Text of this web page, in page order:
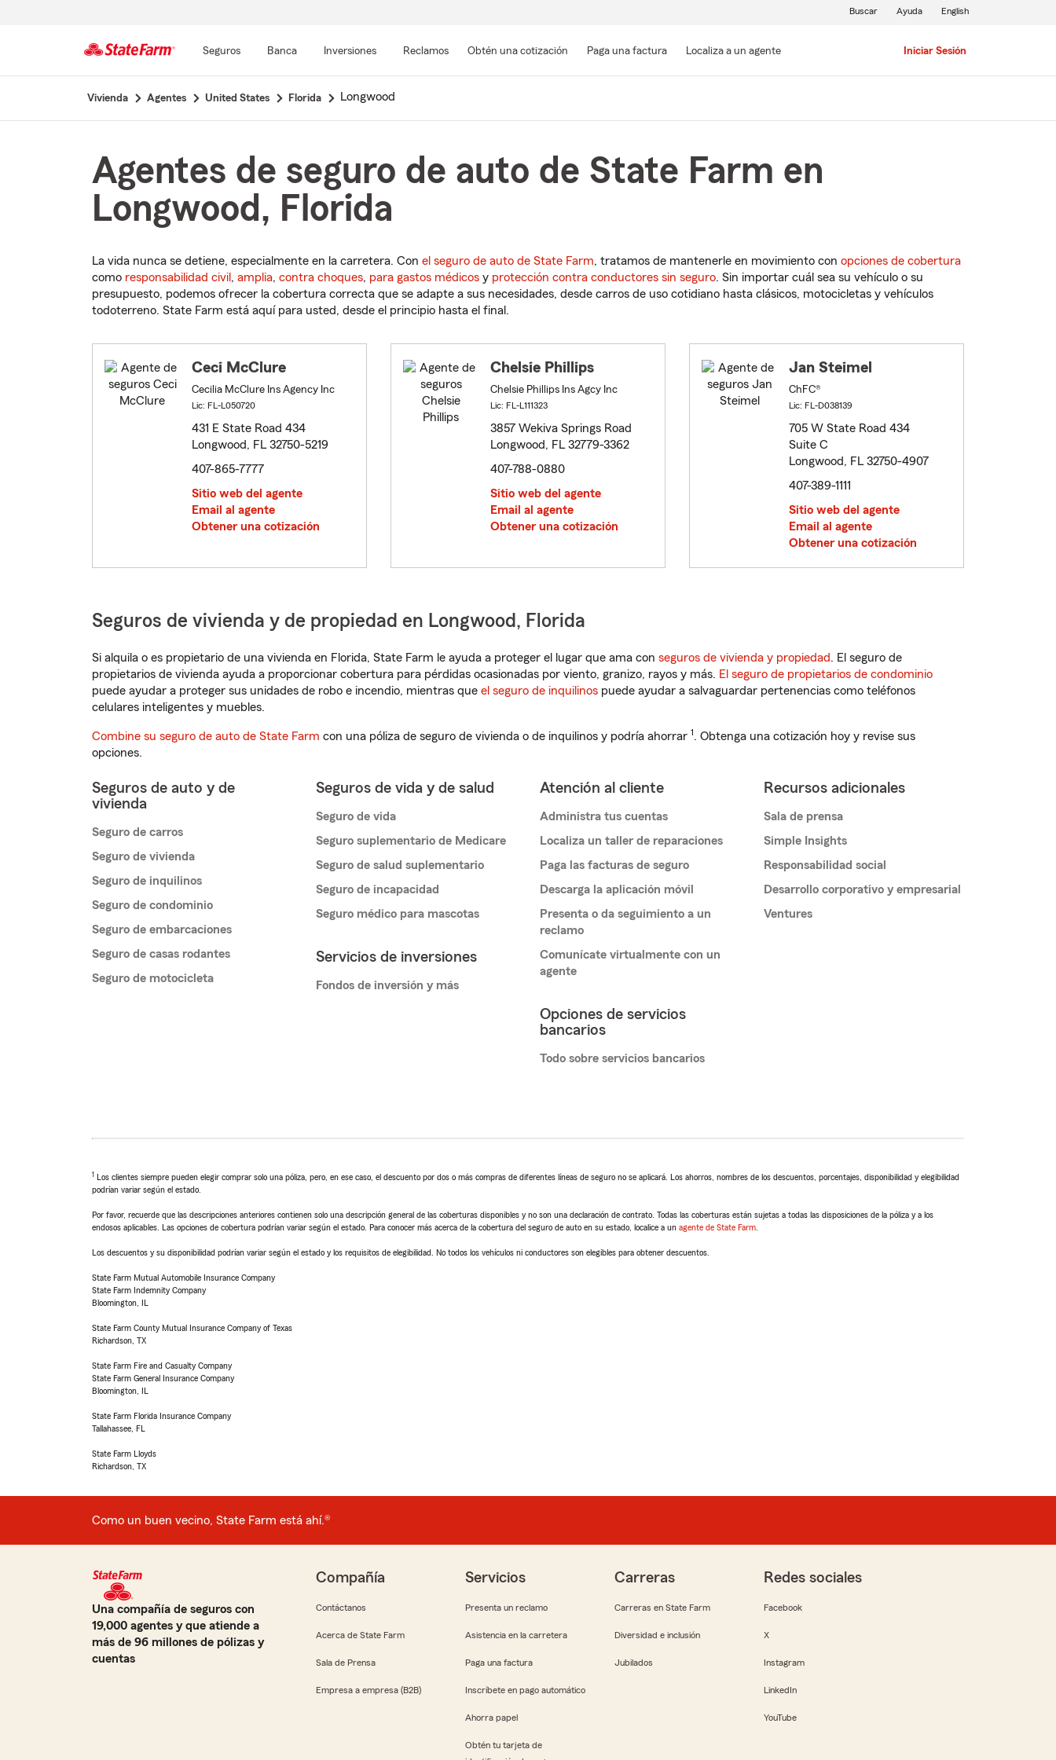
contenido
Seguros Banca Inversiones Reclamos Obtén una cotización Paga una factura Localiza a un agente Iniciar Sesión
Buscar Ayuda English
Vivienda Agentes United States Florida Longwood
Agentes de seguro de auto de State Farm en
Longwood, Florida
La vida nunca se detiene, especialmente en la carretera. Con el seguro de auto de State Farm, tratamos de mantenerle en movimiento con opciones de cobertura
como responsabilidad civil , amplia, contra choques, para gastos médicos y protección contra conductores sin seguro. Sin importar cuál sea su vehículo o su
presupuesto, podemos ofrecer la cobertura correcta que se adapte a sus necesidades, desde carros de uso cotidiano hasta clásicos, motocicletas y vehículos
todoterreno. State Farm está aquí para usted, desde el principio hasta el final.
Ceci McClure
Cecilia McClure Ins Agency Inc
Lic: FL-L050720
431 E State Road 434
Longwood, FL 32750-5219
407-865-7777
Sitio web del agente
Email al agente
Obtener una cotización
Chelsie Phillips
Chelsie Phillips Ins Agcy Inc
Lic: FL-L111323
3857 Wekiva Springs Road
Longwood, FL 32779-3362
407-788-0880
Sitio web del agente
Email al agente
Obtener una cotización
Jan Steimel
ChFC®
Lic: FL-D038139
705 W State Road 434
Suite C
Longwood, FL 32750-4907
407-389-1111
Sitio web del agente
Email al agente
Obtener una cotización
Seguros de vivienda y de propiedad en Longwood, Florida
Si alquila o es propietario de una vivienda en Florida, State Farm le ayuda a proteger el lugar que ama con seguros de vivienda y propiedad. El seguro de
propietarios de vivienda ayuda a proporcionar cobertura para pérdidas ocasionadas por viento, granizo, rayos y más. El seguro de propietarios de condominio
puede ayudar a proteger sus unidades de robo e incendio, mientras que el seguro de inquilinos puede ayudar a salvaguardar pertenencias como teléfonos
celulares inteligentes y muebles.
Combine su seguro de auto de State Farm con una póliza de seguro de vivienda o de inquilinos y podría ahorrar 1. Obtenga una cotización hoy y revise sus
opciones.
Seguros de auto y de
vivienda
Seguro de carros
Seguro de vivienda
Seguro de inquilinos
Seguro de condominio
Seguro de embarcaciones
Seguro de casas rodantes
Seguro de motocicleta
Seguros de vida y de salud
Seguro de vida
Seguro suplementario de Medicare
Seguro de salud suplementario
Seguro de incapacidad
Seguro médico para mascotas
Servicios de inversiones
Fondos de inversión y más
Atención al cliente
Administra tus cuentas
Localiza un taller de reparaciones
Paga las facturas de seguro
Descarga la aplicación móvil
Presenta o da seguimiento a un
reclamo
Comunícate virtualmente con un
agente
Opciones de servicios
bancarios
Todo sobre servicios bancarios
Recursos adicionales
Sala de prensa
Simple Insights
Responsabilidad social
Desarrollo corporativo y empresarial
Ventures
1 Los clientes siempre pueden elegir comprar solo una póliza, pero, en ese caso, el descuento por dos o más compras de diferentes líneas de seguro no se aplicará. Los ahorros, nombres de los descuentos, porcentajes, disponibilidad y elegibilidad
podrían variar según el estado.
Por favor, recuerde que las descripciones anteriores contienen solo una descripción general de las coberturas disponibles y no son una declaración de contrato. Todas las coberturas están sujetas a todas las disposiciones de la póliza y a los
endosos aplicables. Las opciones de cobertura podrían variar según el estado. Para conocer más acerca de la cobertura del seguro de auto en su estado, localice a un agente de State Farm
Los descuentos y su disponibilidad podrían variar según el estado y los requisitos de elegibilidad. No todos los vehículos ni conductores son elegibles para obtener descuentos.
State Farm Mutual Automobile Insurance Company
State Farm Indemnity Company
Bloomington, IL
State Farm County Mutual Insurance Company of Texas
Richardson, TX
State Farm Fire and Casualty Company
State Farm General Insurance Company
Bloomington, IL
State Farm Florida Insurance Company
Tallahassee, FL
State Farm Lloyds
Richardson, TX
Como un buen vecino, State Farm está ahí.®
Una compañía de seguros con
19,000 agentes y que atiende a
más de 96 millones de pólizas y
cuentas
Compañía
Contáctanos
Acerca de State Farm
Sala de Prensa
Empresa a empresa (B2B)
Servicios
Presenta un reclamo
Asistencia en la carretera
Paga una factura
Inscríbete en pago automático
Ahorra papel
Obtén tu tarjeta de
Carreras
Carreras en State Farm
Diversidad e inclusión
Jubilados
Redes sociales
Facebook
X
Instagram
LinkedIn
YouTube